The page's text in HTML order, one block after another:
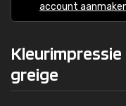
account
greige